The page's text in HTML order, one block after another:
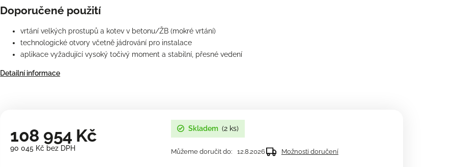
Doporučené použití
vrtání velkých prostupů a kotev v betonu/ŽB (mokré vrtání)
technologické otvory včetně jádrování pro instalace
aplikace vyžadující vysoký točivý moment a stabilní, přesné vedení
Detailní informace
108 954 Kč
90 045 Kč bez DPH
Skladem (2 ks)
Můžeme doručit do: 12.8.2026 Možnosti doručení